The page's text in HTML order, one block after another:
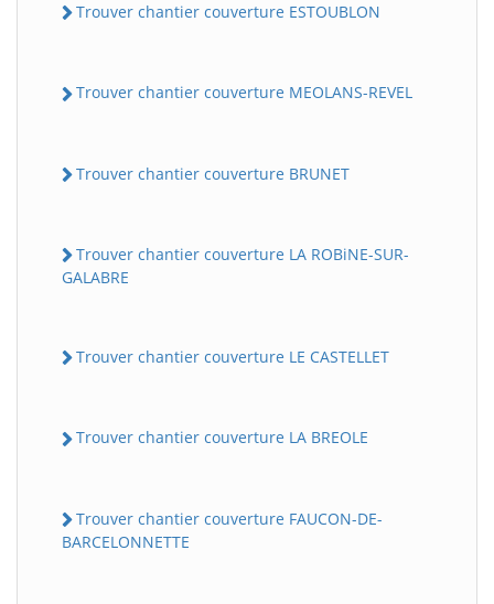
Trouver chantier couverture ESTOUBLON
Trouver chantier couverture MEOLANS-REVEL
Trouver chantier couverture BRUNET
Trouver chantier couverture LA ROBiNE-SUR-
GALABRE
Trouver chantier couverture LE CASTELLET
Trouver chantier couverture LA BREOLE
Trouver chantier couverture FAUCON-DE-
BARCELONNETTE